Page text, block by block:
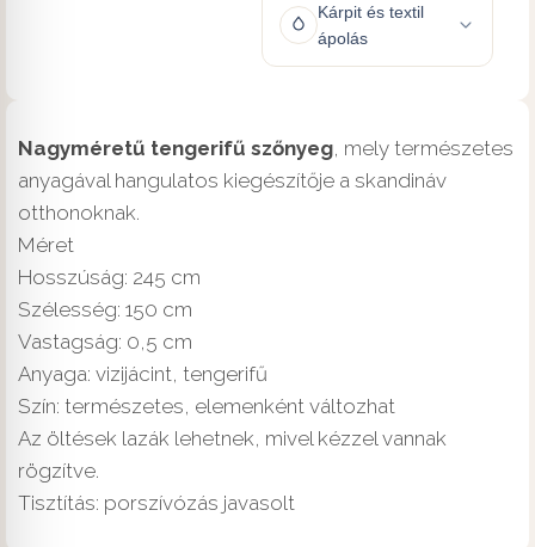
Kárpit és textil
ápolás
Nagyméretű tengerifű szőnyeg, mely természetes
anyagával hangulatos kiegészítője a skandináv
otthonoknak.
Méret
Hosszúság: 245 cm
Szélesség: 150 cm
Vastagság: 0,5 cm
Anyaga: vizijácint, tengerifű
Szín: természetes, elemenként változhat
Az öltések lazák lehetnek, mivel kézzel vannak
rögzítve.
Tisztítás: porszívózás javasolt